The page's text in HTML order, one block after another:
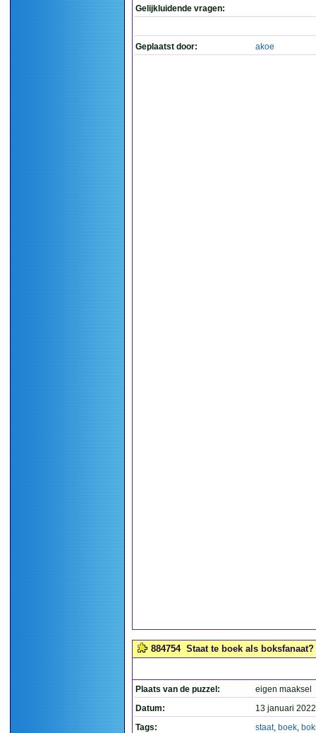
Gelijkluidende vragen:
Geplaatst door: akoe
884754 Staat te boek als boksfanaat?
Plaats van de puzzel:
eigen maaksel
Datum:
13 januari
Tags:
staat, boek,